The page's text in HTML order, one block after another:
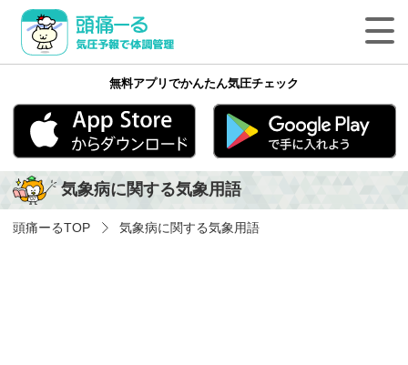
頭痛ーる 気圧予報で体調管理
最新の天気頭痛予報
気象病の基礎知識
気象病を防ぐ方法
無料アプリでかんたん気圧チェック
気象病に関する気象用語
頭痛ーるTOP 気象病に関する気象用語